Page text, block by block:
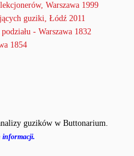
Warszawa 1999
guziki, Łódź 2011
- Warszawa 1832
1854
guzików w Buttonarium.
informacji.